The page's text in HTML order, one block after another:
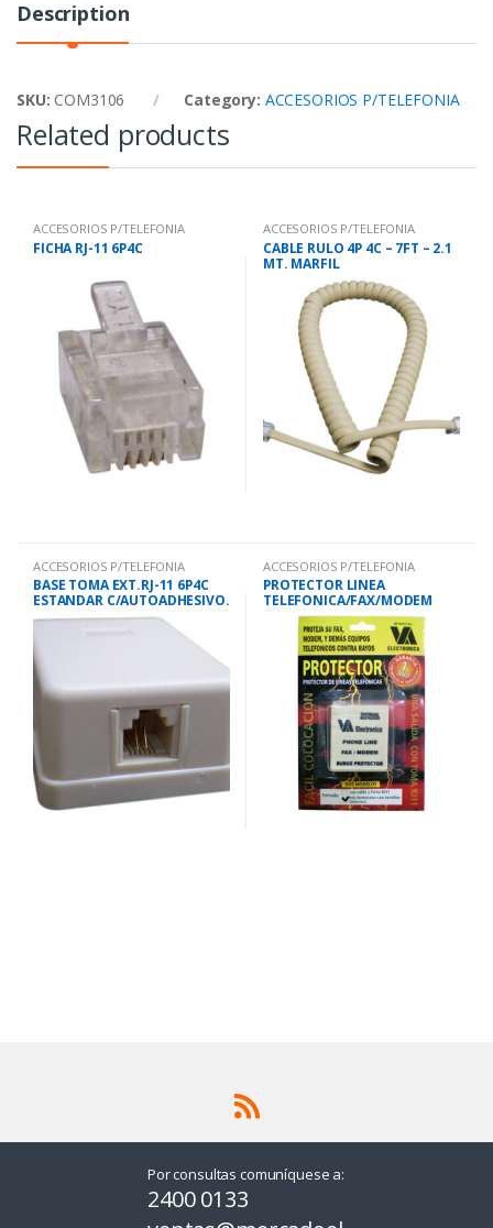
Description
SKU: COM3106 Category: ACCESORIOS P/TELEFONIA
Related products
ACCESORIOS P/TELEFONIA
FICHA RJ-11 6P4C
ACCESORIOS P/TELEFONIA
CABLE RULO 4P 4C – 7FT – 2.1
MT. MARFIL
ACCESORIOS P/TELEFONIA
BASE TOMA EXT.RJ-11 6P4C
ESTANDAR C/AUTOADHESIVO.
ACCESORIOS P/TELEFONIA
PROTECTOR LINEA
TELEFONICA/FAX/MODEM
Por consultas comuníquese a:
2400 0133